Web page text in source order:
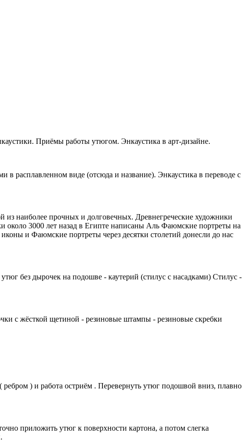
Приёмы работы утюгом. Энкаустика в арт-дизайне.
в расплавленном виде (отсюда и название). Энкаустика в переводе с
из наиболее прочных и долговечных. Древнегреческие художники
около 3000 лет назад в Египте написаны Аль Фаюмские портреты на
и Фаюмские портреты через десятки столетий донесли до нас
без дырочек на подошве - каутерий (стилус с насадками) Стилус -
с жёсткой щетиной - резиновые штампы - резиновые скребки
) и работа остриём . Перевернуть утюг подошвой вниз, плавно
приложить утюг к поверхности картона, а потом слегка